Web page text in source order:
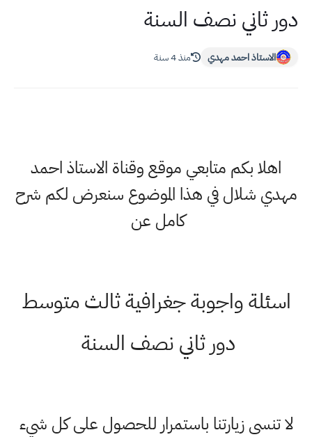
دور ثاني نصف السنة
الاستاذ احمد مهدي منذ 4 سنة
اهلا بكم متابعي موقع وقناة الاستاذ احمد
مهدي شلال في هذا الموضوع سنعرض لكم شرح
كامل عن
اسئلة واجوبة جغرافية ثالث متوسط
دور ثاني نصف السنة
لا تنسى زيارتنا باستمرار للحصول على كل شيء